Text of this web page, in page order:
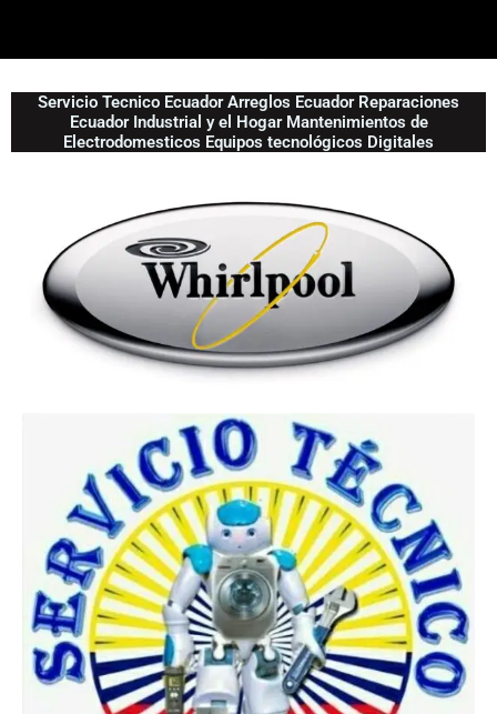
Servicio Tecnico Ecuador Arreglos Ecuador Reparaciones
Ecuador Industrial y el Hogar Mantenimientos de
Electrodomesticos Equipos tecnológicos Digitales